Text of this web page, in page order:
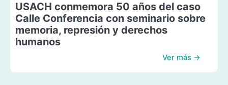
USACH conmemora 50 años del caso
Calle Conferencia con seminario sobre
memoria, represión y derechos
humanos
Ver más →